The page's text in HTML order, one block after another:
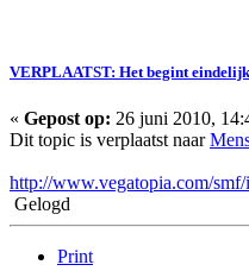
VERPLAATST: Het begint
« Gepost op: 26 juni 2010,
Dit topic is verplaatst naar
http://www.vegatopia.com/
Gelogd
Print